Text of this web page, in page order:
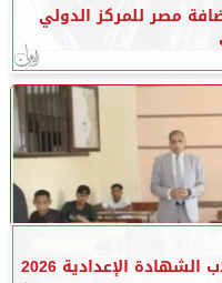
مصر للمركز الدولي
الإعدادية 2026